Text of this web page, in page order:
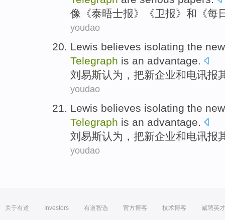
像 《泰晤士报》《卫报》 和 《每
youdao
Lewis believes isolating the new
Telegraph is an advantage.
刘易斯认为 ， 把新企业和电讯报
youdao
Lewis believes isolating the new
Telegraph is an advantage.
刘易斯认为 ， 把新企业和电讯报
youdao
关于有道 Investors 有道智选 官方博客 技术博客 诚聘英才